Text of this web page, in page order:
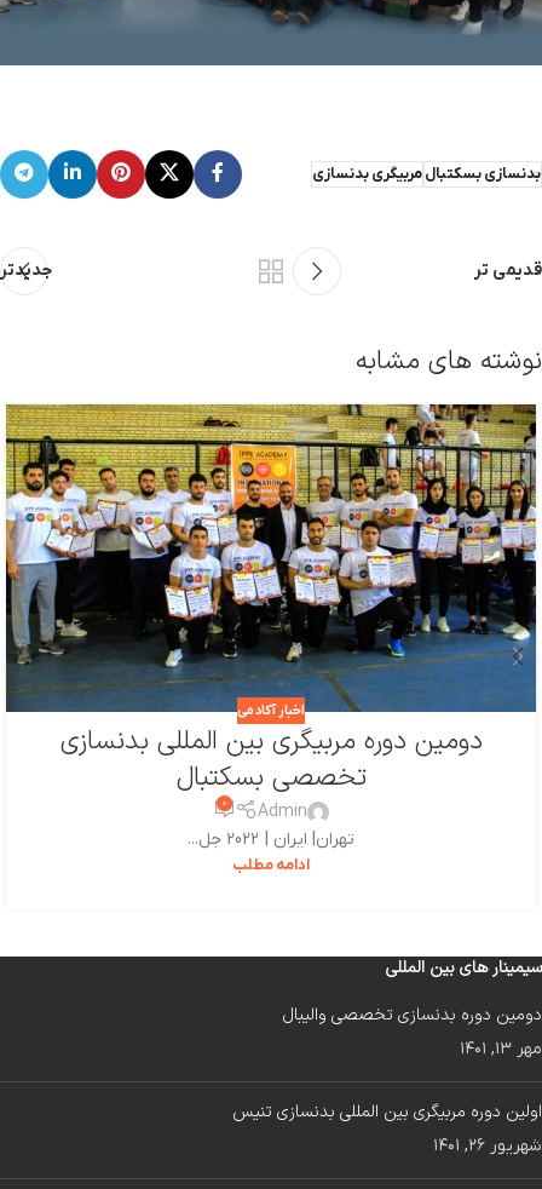
بدنسازی بسکتبالمربیگری بدنسازی
جدیدتر قدیمی تر
نوشته های مشابه
اخبار آکادمی
دومین دوره مربیگری بین المللی بدنسازی
تخصصی بسکتبال
Admin ۰
تهران| ایران | 2022 جل...
ادامه مطلب
سیمینار های بین المللی
دومین دوره بدنسازی تخصصی والیبال
مهر ۱۳, ۱۴۰۱
اولین دوره مربیگری بین المللی بدنسازی تنیس
شهریور ۲۶, ۱۴۰۱